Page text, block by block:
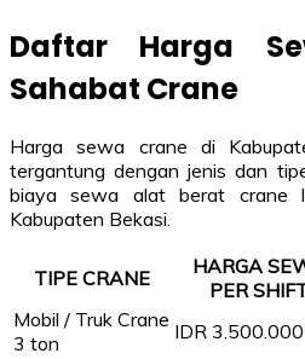
Daftar Harga
Sahabat Crane
Harga sewa crane di
tergantung dengan jenis dan
biaya sewa alat berat crane
Kabupaten Bekasi.
TIPE CRANE
HARGA
PER
Mobil / Truk Crane
3 ton
IDR 3.500.000